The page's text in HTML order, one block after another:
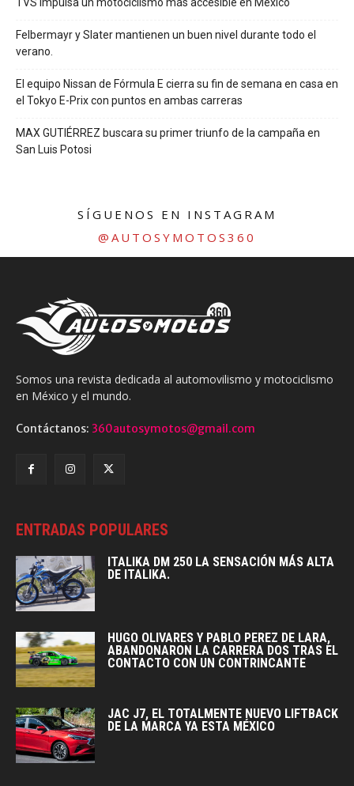
Felbermayr y Slater mantienen un buen nivel durante todo el
verano.
El equipo Nissan de Fórmula E cierra su fin de semana en casa en
el Tokyo E-Prix con puntos en ambas carreras
MAX GUTIÉRREZ buscara su primer triunfo de la campaña en
San Luis Potosi
SÍGUENOS EN INSTAGRAM
@AUTOSYMOTOS360
Somos una revista dedicada al automovilismo y motociclismo
en México y el mundo.
Contáctanos: 360autosymotos@gmail.com
ENTRADAS POPULARES
ITALIKA DM 250 LA SENSACIÓN MÁS ALTA
DE ITALIKA.
HUGO OLIVARES Y PABLO PEREZ DE LARA,
ABANDONARON LA CARRERA DOS TRAS EL
CONTACTO CON UN CONTRINCANTE
JAC J7, EL TOTALMENTE NUEVO LIFTBACK
DE LA MARCA YA ESTA MÉXICO